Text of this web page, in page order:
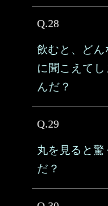
Q.28
飲むと、どん
に聞こえて
んだ？
Q.29
丸を見ると驚
だ？